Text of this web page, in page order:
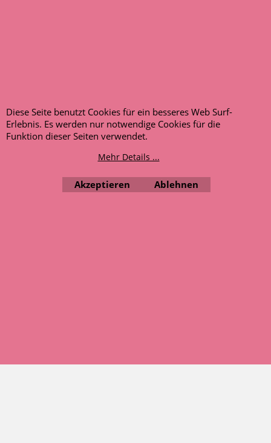
Preise enthalten die gesetzliche Mehrwertsteuer.
Artikelbilder dienen nur zur beispielhaften Ansicht.
Entscheidend ist die Artikelbeschreibung.
Kundenbewertungen
Diese Seite benutzt Cookies für ein besseres Web Surf-
Erlebnis. Es werden nur notwendige Cookies für die
Funktion dieser Seiten verwendet.
Mehr Details ...
Akzeptieren Ablehnen